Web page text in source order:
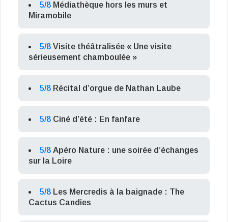
5/8 Médiathèque hors les murs et
Miramobile
5/8 Visite théâtralisée « Une visite
sérieusement chamboulée »
5/8 Récital d’orgue de Nathan Laube
5/8 Ciné d’été : En fanfare
5/8 Apéro Nature : une soirée d’échanges
sur la Loire
5/8 Les Mercredis à la baignade : The
Cactus Candies